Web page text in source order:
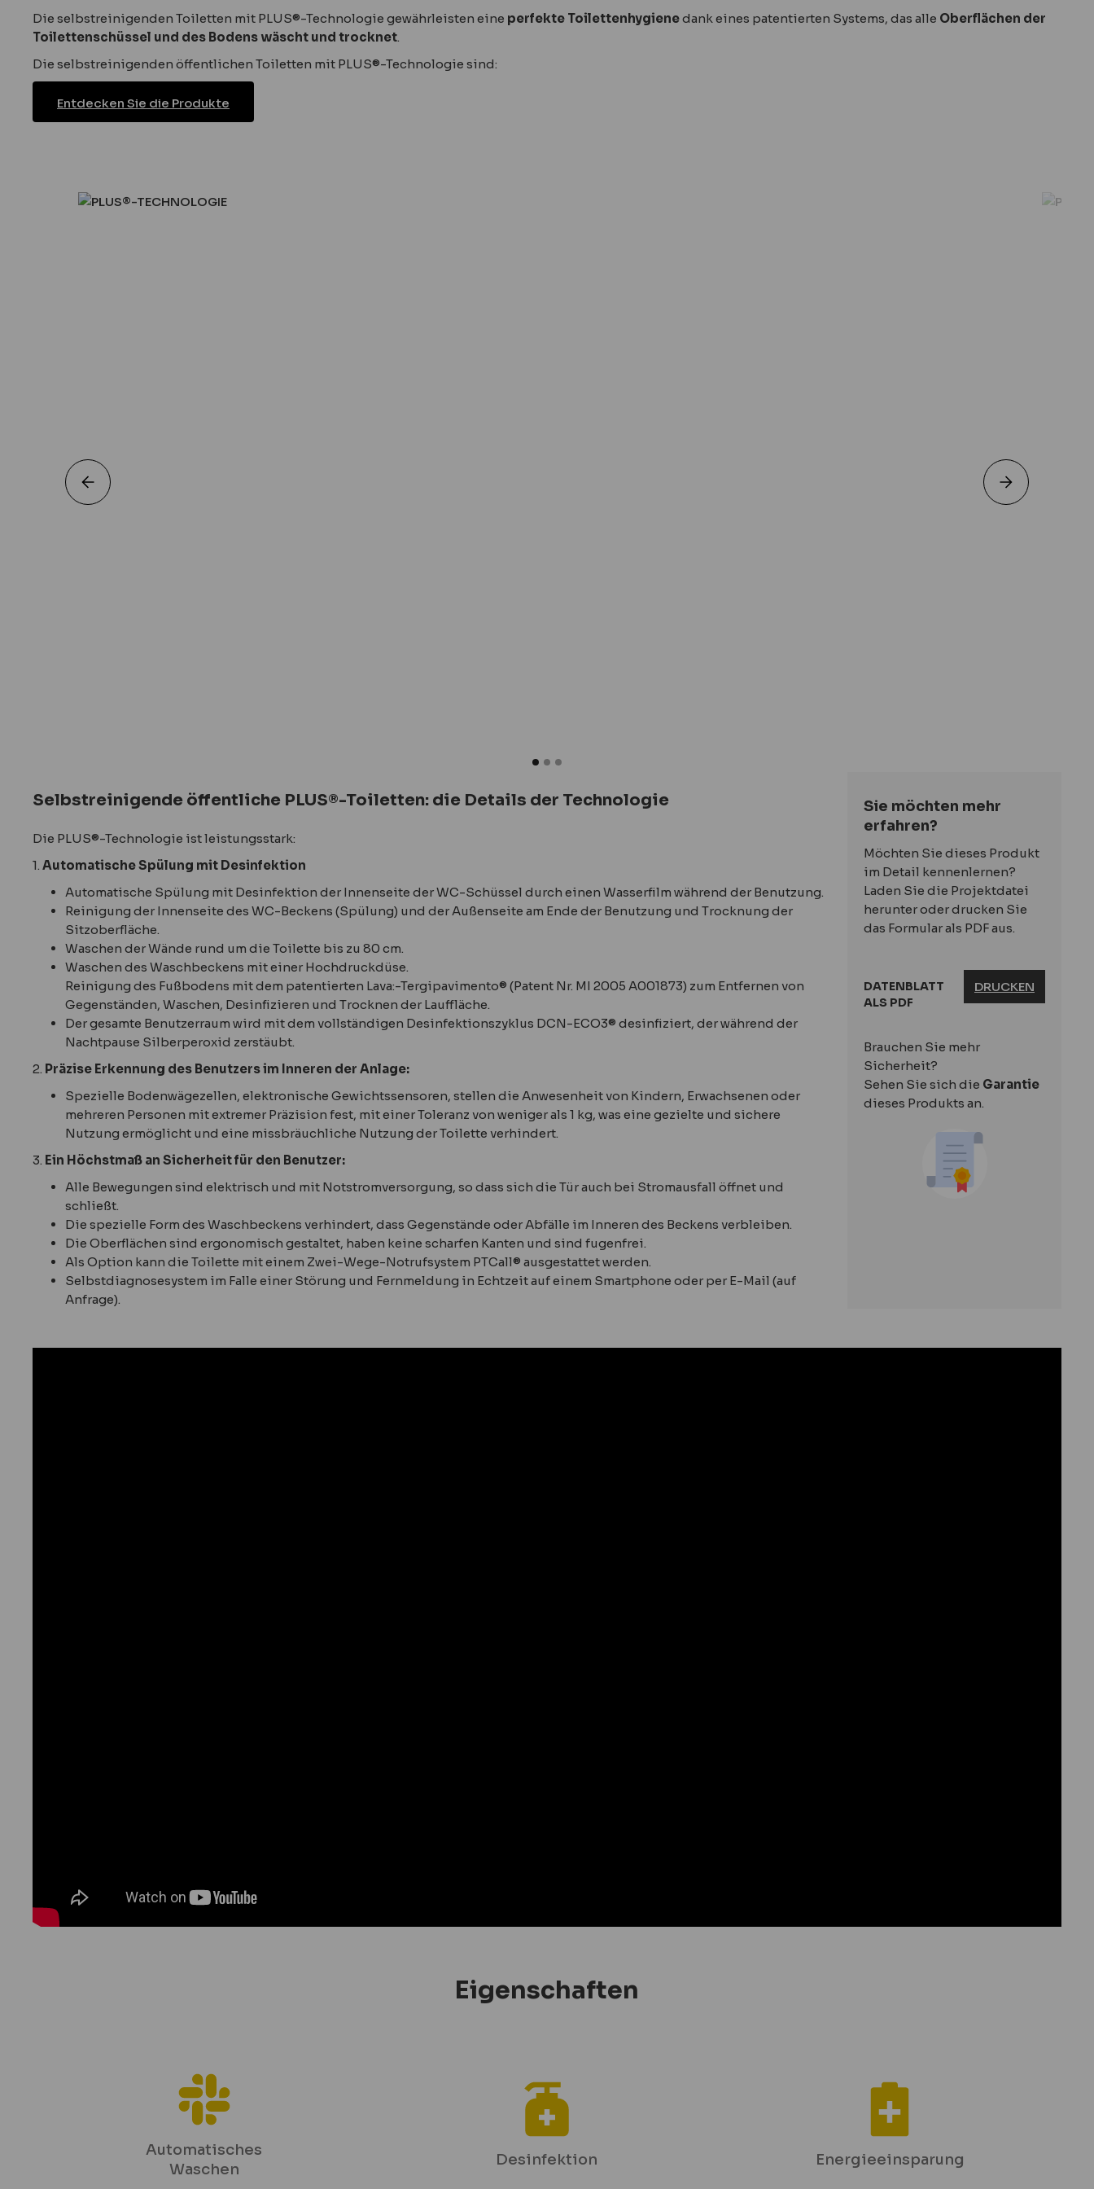
Die selbstreinigenden Toiletten mit PLUS®-Technologie gewährleisten eine perfekte Toilettenhygienedank eines patentierten Systems, das alle Oberflächen der
Toilettenschüssel und des Bodens wäscht und trocknet.
Die selbstreinigenden öffentlichen Toiletten mit PLUS®-Technologie sind:
Entdecken Sie die Produkte
Selbstreinigende öffentliche PLUS®-Toiletten: die Details der Technologie
Die PLUS®-Technologie ist leistungsstark:
1. Automatische Spülung mit Desinfektion
Automatische Spülung mit Desinfektion der Innenseite der WC-Schüssel durch einen Wasserfilm während der Benutzung.
Reinigung der Innenseite des WC-Beckens (Spülung) und der Außenseite am Ende der Benutzung und Trocknung der
Sitzoberfläche.
Waschen der Wände rund um die Toilette bis zu 80 cm.
Waschen des Waschbeckens mit einer Hochdruckdüse.
Reinigung des Fußbodens mit dem patentierten Lava:-Tergipavimento® (Patent Nr. MI 2005 A001873) zum Entfernen von
Gegenständen, Waschen, Desinfizieren und Trocknen der Lauffläche.
Der gesamte Benutzerraum wird mit dem vollständigen Desinfektionszyklus DCN-ECO3® desinfiziert, der während der
Nachtpause Silberperoxid zerstäubt.
2. Präzise Erkennung des Benutzers im Inneren der Anlage:
Spezielle Bodenwägezellen, elektronische Gewichtssensoren, stellen die Anwesenheit von Kindern, Erwachsenen oder
mehreren Personen mit extremer Präzision fest, mit einer Toleranz von weniger als 1 kg, was eine gezielte und sichere
Nutzung ermöglicht und eine missbräuchliche Nutzung der Toilette verhindert.
3. Ein Höchstmaß an Sicherheit für den Benutzer:
Alle Bewegungen sind elektrisch und mit Notstromversorgung, so dass sich die Tür auch bei Stromausfall öffnet und
schließt.
Die spezielle Form des Waschbeckens verhindert, dass Gegenstände oder Abfälle im Inneren des Beckens verbleiben.
Die Oberflächen sind ergonomisch gestaltet, haben keine scharfen Kanten und sind fugenfrei.
Als Option kann die Toilette mit einem Zwei-Wege-Notrufsystem PTCall® ausgestattet werden.
Selbstdiagnosesystem im Falle einer Störung und Fernmeldung in Echtzeit auf einem Smartphone oder per E-Mail (auf
Anfrage).
Sie möchten mehr
erfahren?
Möchten Sie dieses Produkt
im Detail kennenlernen?
Laden Sie die Projektdatei
herunter oder drucken Sie
das Formular als PDF aus.
DATENBLATT
ALS PDF
DRUCKEN
Brauchen Sie mehr
Sicherheit?
Sehen Sie sich die Garantie
dieses Produkts an.
Eigenschaften
Automatisches
Waschen
Desinfektion Energieeinsparung